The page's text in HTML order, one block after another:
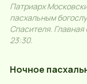
Патриарх
пасхальным
Спасителя.
23:30.
Ночное